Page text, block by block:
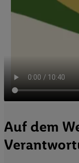
Auf dem